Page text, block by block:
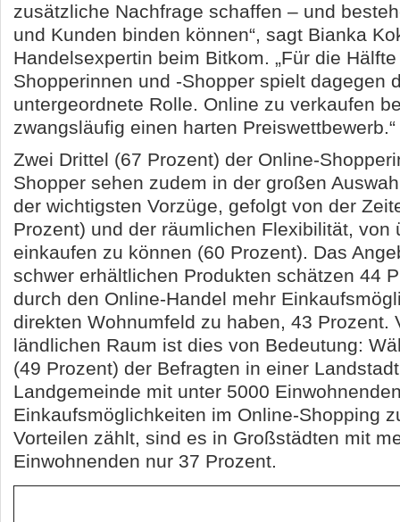
zusätzliche Nachfrage schaffen – und
und Kunden binden können“, sagt Bianka
Handelsexpertin beim Bitkom. „Für die
Shopperinnen und -Shopper spielt dagegen
untergeordnete Rolle. Online zu verkaufen
zwangsläufig einen harten Preiswettbewerb.“
Zwei Drittel (67 Prozent) der Online-
Shopper sehen zudem in der großen
der wichtigsten Vorzüge, gefolgt von der
Prozent) und der räumlichen Flexibilität, von
einkaufen zu können (60 Prozent). Das
schwer erhältlichen Produkten schätzen 44
durch den Online-Handel mehr
direkten Wohnumfeld zu haben, 43 Prozent.
ländlichen Raum ist dies von Bedeutung:
(49 Prozent) der Befragten in einer
Landgemeinde mit unter 5000
Einkaufsmöglichkeiten im Online-Shopping
Vorteilen zählt, sind es in Großstädten mit
Einwohnenden nur 37 Prozent.